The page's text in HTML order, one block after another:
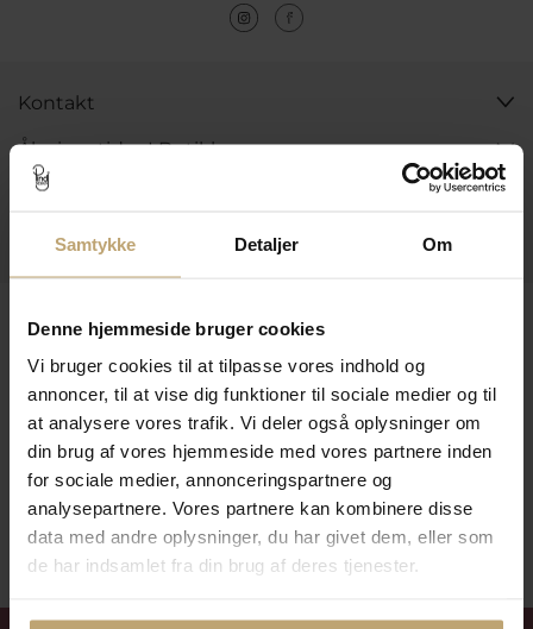
Samtykke Detaljer Om
Denne hjemmeside bruger cookies
Vi bruger cookies til at tilpasse vores indhold og
annoncer, til at vise dig funktioner til sociale medier og til
at analysere vores trafik. Vi deler også oplysninger om
din brug af vores hjemmeside med vores partnere inden
for sociale medier, annonceringspartnere og
analysepartnere. Vores partnere kan kombinere disse
data med andre oplysninger, du har givet dem, eller som
de har indsamlet fra din brug af deres tjenester.
Kontakt
Åbningstider I Butikken
Information
Praktiske Sider
Betalingsmuligheder
Sikker Og Tryg E-Handel